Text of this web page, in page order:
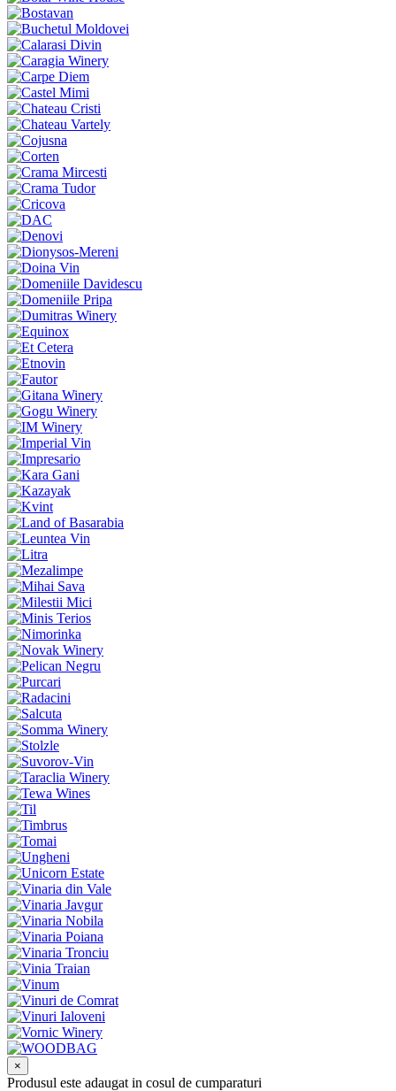
×
Produsul este adaugat in cosul de cumparaturi